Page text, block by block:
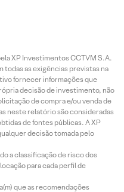
XP Investimentos CCTVM S.A.
todas as exigências previstas na
fornecer informações que
decisão de investimento, não
de compra e/ou venda de
neste relatório são consideradas
de fontes públicas. A XP
decisão tomada pelo
a classificação de risco dos
para cada perfil de
que as recomendações